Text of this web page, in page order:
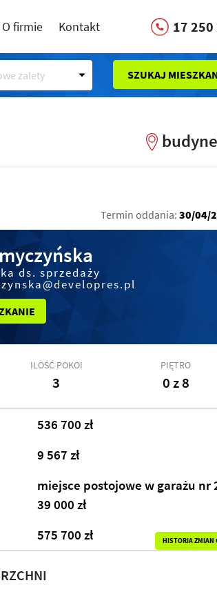
O firmie Kontakt 17 250
zalety SZUKAJ
Termin oddania: 30/04/
ds. sprzedaży
ILOŚĆ POKOI
3
PIĘTRO
0 z 8
536 700 zł
9 567 zł
miejsce postojowe w garażu nr
39 000 zł
575 700 zł HISTORIA ZMIAN